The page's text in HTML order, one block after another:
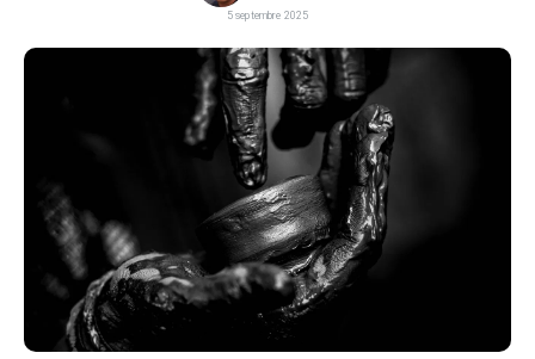
5 septembre 2025